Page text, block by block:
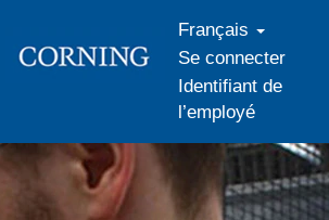
Français
Se connecter
Identifiant de
l’employé